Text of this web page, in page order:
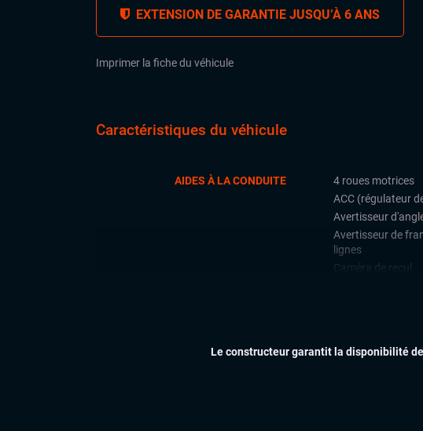
EXTENSION DE GARANTIE JUSQU’À 6 ANS
Imprimer la fiche du véhicule
Caractéristiques du véhicule
AIDES À LA CONDUITE
4 roues motrices
ACC (régulateur
Avertisseur
Avertisseur de
lignes
Caméra de recul
Détections de
arrière
Le constructeur garantit la disponibilité